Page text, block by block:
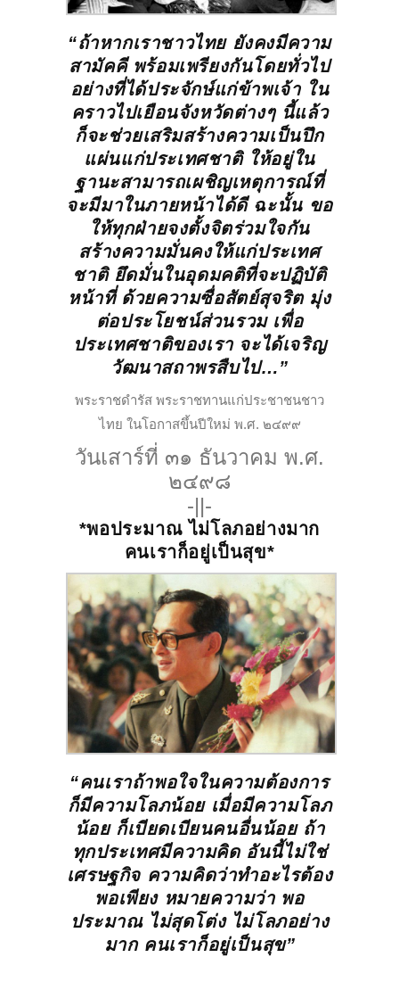
“ถ้าหากเราชาวไทย ยังคงมีความ
สามัคคี พร้อมเพรียงกันโดยทั่วไป
อย่างที่ได้ประจักษ์แก่ข้าพเจ้า ใน
คราวไปเยือนจังหวัดต่างๆ นี้แล้ว
ก็จะช่วยเสริมสร้างความเป็นปึก
แผ่นแก่ประเทศชาติ ให้อยู่ใน
ฐานะสามารถเผชิญเหตุการณ์ที่
จะมีมาในภายหน้าได้ดี ฉะนั้น ขอ
ให้ทุกฝ่ายจงตั้งจิตร่วมใจกัน
สร้างความมั่นคงให้แก่ประเทศ
ชาติ ยึดมั่นในอุดมคติที่จะปฏิบัติ
หน้าที่ ด้วยความซื่อสัตย์สุจริต มุ่ง
ต่อประโยชน์ส่วนรวม เพื่อ
ประเทศชาติของเรา จะได้เจริญ
วัฒนาสถาพรสืบไป…”
พระราชดำรัส พระราชทานแก่ประชาชนชาว
ไทย ในโอกาสขึ้นปีใหม่ พ.ศ. ๒๔๙๙
วันเสาร์ที่ ๓๑ ธันวาคม พ.ศ.
๒๔๙๘
-||-
*พอประมาณ ไม่โลภอย่างมาก
คนเราก็อยู่เป็นสุข*
“คนเราถ้าพอใจในความต้องการ
ก็มีความโลภน้อย เมื่อมีความโลภ
น้อย ก็เบียดเบียนคนอื่นน้อย ถ้า
ทุกประเทศมีความคิด อันนี้ไม่ใช่
เศรษฐกิจ ความคิดว่าทำอะไรต้อง
พอเพียง หมายความว่า พอ
ประมาณ ไม่สุดโต่ง ไม่โลภอย่าง
มาก คนเราก็อยู่เป็นสุข”